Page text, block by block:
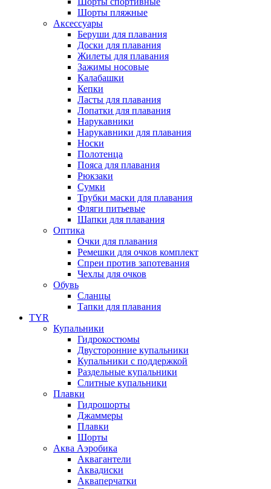
Шорты пляжные
Аксессуары
Беруши для плавания
Доски для плавания
Жилеты для плавания
Зажимы носовые
Калабашки
Кепки
Ласты для плавания
Лопатки для плавания
Нарукавники
Нарукавники для плавания
Носки
Полотенца
Пояса для плавания
Рюкзаки
Сумки
Трубки маски для плавания
Фляги питьевые
Шапки для плавания
Оптика
Очки для плавания
Ремешки для очков комплект
Спреи против запотевания
Чехлы для очков
Обувь
Сланцы
Тапки для плавания
TYR
Купальники
Гидрокостюмы
Двусторонние купальники
Купальники с поддержкой
Раздельные купальники
Слитные купальники
Плавки
Гидрошорты
Джаммеры
Плавки
Шорты
Аква Аэробика
Аквагантели
Аквадиски
Акваперчатки